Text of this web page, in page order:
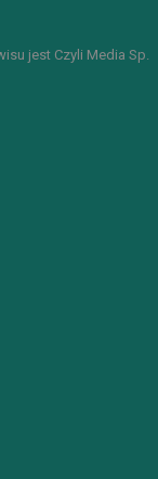
jest Czyli Media Sp.